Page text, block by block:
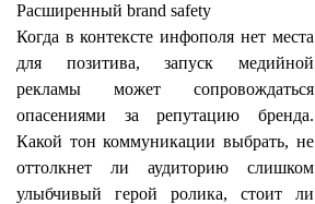
Расширенный brand safety
Когда в контексте инфополя нет места
для позитива, запуск медийной
рекламы может сопровождаться
опасениями за репутацию бренда.
Какой тон коммуникации выбрать, не
оттолкнет ли аудиторию слишком
улыбчивый герой ролика, стоит ли